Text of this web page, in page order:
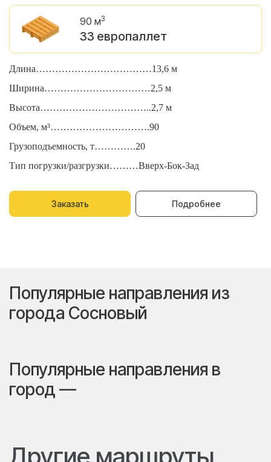
90 м3
33 европаллет
Длина………………………………13,6 м
Ширина……………………………2,5 м
Высота……………………………..2,7 м
Объем, м³………………………….90
Грузоподъемность, т………….20
Тип погрузки/разгрузки………Вверх-Бок-Зад
Заказать Подробнее
Популярные направления из
города Сосновый
Популярные направления в
город —